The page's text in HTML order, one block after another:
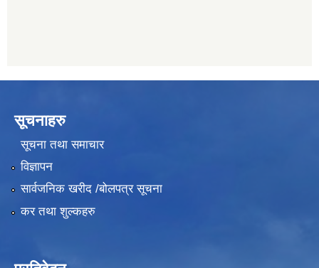
सूचनाहरु
सूचना तथा समाचार
विज्ञापन
सार्वजनिक खरीद /बोलपत्र सूचना
कर तथा शुल्कहरु